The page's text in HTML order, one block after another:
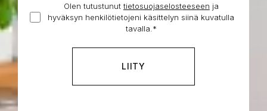
jo
tontti
Hyväksyn
henkilötietojeni
käsittelyn
*
Olen tutustunut tietosuojaselosteeseen ja
hyväksyn henkilötietojeni käsittelyn siinä kuvatulla
tavalla. *